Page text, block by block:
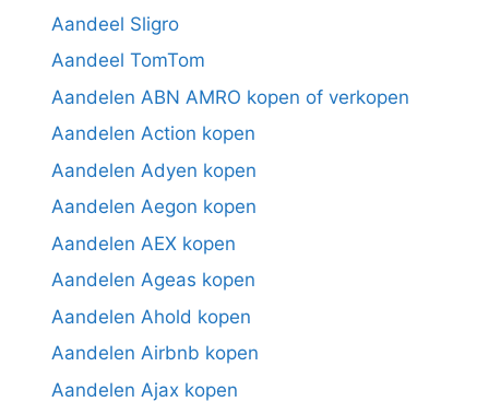
Aandeel Sligro
Aandeel TomTom
Aandelen ABN AMRO kopen of verkopen
Aandelen Action kopen
Aandelen Adyen kopen
Aandelen Aegon kopen
Aandelen AEX kopen
Aandelen Ageas kopen
Aandelen Ahold kopen
Aandelen Airbnb kopen
Aandelen Ajax kopen